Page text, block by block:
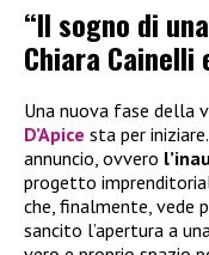
“Il sogno di
Chiara Cainelli
Una nuova fase della
D’Apice sta per
annuncio, ovvero
progetto
che, finalmente, vede
sancito l’apertura a